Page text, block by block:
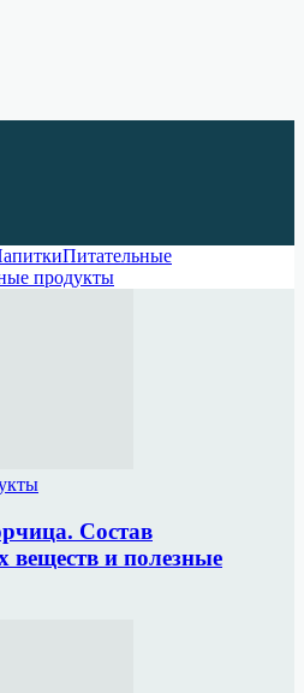
Питательные
продукты
Состав
веществ и полезные